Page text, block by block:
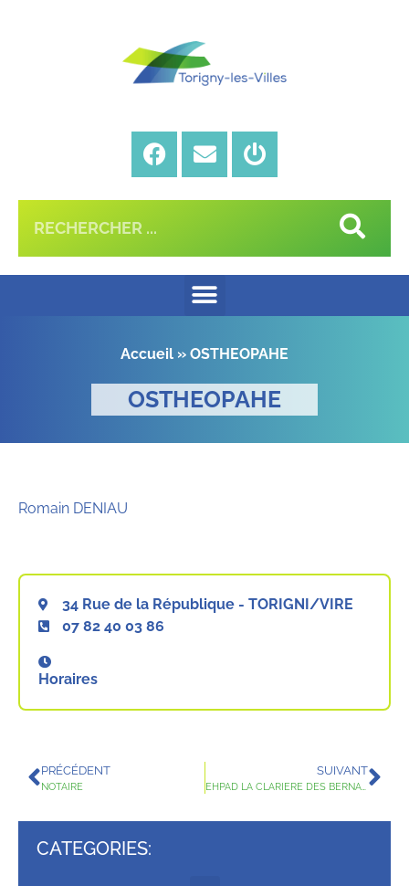
Accueil » OSTHEOPAHE
OSTHEOPAHE
Romain DENIAU
34 Rue de la République - TORIGNI/VIRE
07 82 40 03 86
Horaires
PRÉCÉDENT
NOTAIRE
SUIVANT
EHPAD LA CLARIERE DES BERNARDINS
CATEGORIES: